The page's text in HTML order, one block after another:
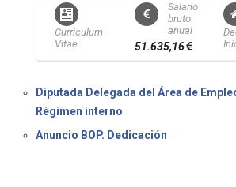
Curriculum
Vitae
Salario
bruto
anual
51.635,16
Diputada Delegada del Área de
Régimen interno
Anuncio BOP. Dedicación